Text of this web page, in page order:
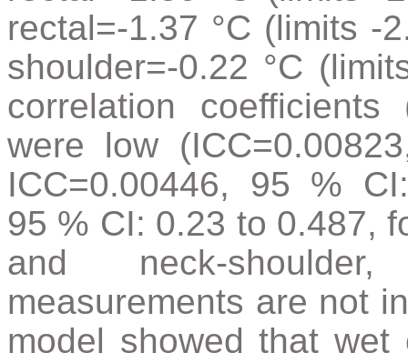
rectal=-1.37 °C (limits -
shoulder=-0.22 °C
correlation
were low
ICC=0.00446, 95 %
95 % CI: 0.23 to 0.487,
and neck-
measurements are not
model showed that wet